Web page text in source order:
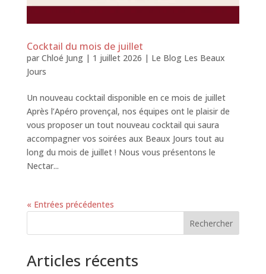
Cocktail du mois de juillet
par Chloé Jung| 1 juillet 2026 | Le Blog Les Beaux
Jours
Un nouveau cocktail disponible en ce mois de juillet
Après l’Apéro provençal, nos équipes ont le plaisir de
vous proposer un tout nouveau cocktail qui saura
accompagner vos soirées aux Beaux Jours tout au
long du mois de juillet ! Nous vous présentons le
Nectar...
« Entrées précédentes
Rechercher
Articles récents